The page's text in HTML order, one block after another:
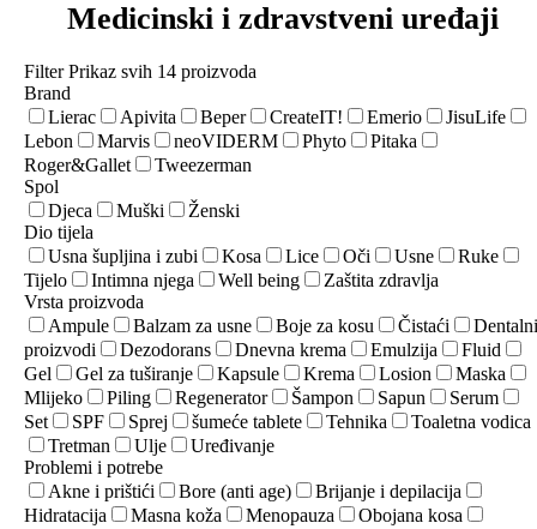
Medicinski i zdravstveni uređaji
FilterPrikaz svih 14 proizvoda
Brand
Lierac
Apivita Beper CreateIT! Emerio
JisuLife
Lebon
Marvis neoVIDERM Phyto
Pitaka
Roger&Gallet
Tweezerman
Spol
Djeca
Muški
Ženski
Dio tijela
Usna šupljina i zubi
Kosa Lice Oči Usne
Ruke
Tijelo
Intimna njega Well being
Zaštita zdravlja
Vrsta proizvoda
Ampule
Balzam za usne Boje za kosu Čistaći
Dentalni
proizvodi
Dezodorans Dnevna krema Emulzija
Fluid
Gel
Gel za tuširanje Kapsule Krema Losion
Maska
Mlijeko
Piling Regenerator Šampon Sapun
Serum
Set
SPF Sprej šumeće tablete Tehnika
Toaletna vodica
Tretman
Ulje
Uređivanje
Problemi i potrebe
Akne i prištići
Bore (anti age)
Brijanje i depilacija
Hidratacija
Masna koža Menopauza
Obojana kosa